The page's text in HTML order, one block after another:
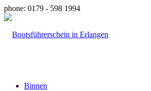
phone: 0179 - 598 1994
Binnen